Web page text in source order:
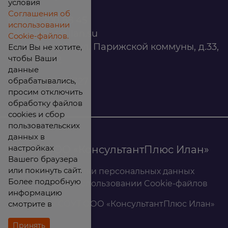
infomarket@ilan.su
г. Красноярск, ул. Парижской коммуны, д.33,
помещ. 302
ИНН: 2465263327
© 2026 ООО «КонсультантПлюс Илан»
Политика обработки персональных данных
Соглашение об использовании Cookie-файлов
Результаты СОУТ ООО «КонсультантПлюс Илан»
условия
Соглашения об
использовании
Cookie-файлов.
Если Вы не хотите,
чтобы Ваши
данные
обрабатывались,
просим отключить
обработку файлов
cookies и сбор
пользовательских
данных в
настройках
Вашего браузера
или покинуть сайт.
Более подробную
информацию
смотрите в
Принять